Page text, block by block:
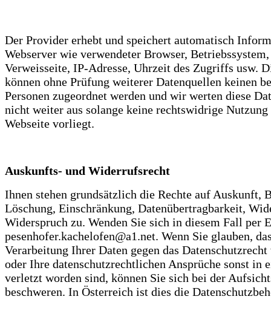
Der Provider erhebt und speichert automatisch
Webserver wie verwendeter Browser, Betriebssystem,
Verweisseite, IP-Adresse, Uhrzeit des Zugriffs usw.
können ohne Prüfung weiterer Datenquellen keinen
Personen zugeordnet werden und wir werten diese
nicht weiter aus solange keine rechtswidrige Nutzung
Webseite vorliegt.
Auskunfts- und Widerrufsrecht
Ihnen stehen grundsätzlich die Rechte auf Auskunft,
Löschung, Einschränkung, Datenübertragbarkeit,
Widerspruch zu. Wenden Sie sich in diesem Fall per
pesenhofer.kachelofen@a1.net. Wenn Sie glauben,
Verarbeitung Ihrer Daten gegen das
oder Ihre datenschutzrechtlichen Ansprüche sonst in
verletzt worden sind, können Sie sich bei der
beschweren. In Österreich ist dies die